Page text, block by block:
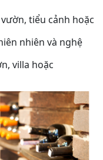
tiểu cảnh hoặc
nhiên và nghệ
villa hoặc